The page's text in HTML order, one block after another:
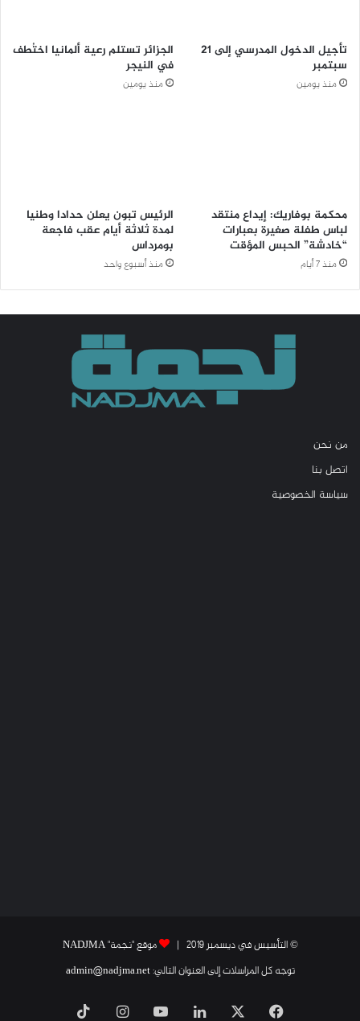
تأجيل الدخول المدرسي إلى 21
سبتمبر
منذ يومين
الجزائر تستلم رعية ألمانيا اختُطف
في النيجر
منذ يومين
محكمة بوفاريك: إيداع منتقد
لباس طفلة صغيرة بعبارات
“خادشة” الحبس المؤقت
منذ 7 أيام
الرئيس تبون يعلن حدادا وطنيا
لمدة ثلاثة أيام عقب فاجعة
بومرداس
منذ أسبوع واحد
من نحن
اتصل بنا
سياسة الخصوصية
© التأسيس في ديسمبر 2019 |
موقع "نجمة" NADJMA
توجه كل المراسلات إلى العنوان التالي: admin@nadjma.net
فيسبوك لينكدإن يوتيوب انستقرام